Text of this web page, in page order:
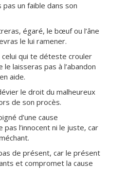
un faible dans son
égaré, le bœuf ou l’âne
le lui ramener.
celui qui te déteste crouler
le laisseras pas à l’abandon
aide.
le droit du malheureux
de son procès.
d’une cause
l’innocent ni le juste, car
de présent, car le présent
et compromet la cause